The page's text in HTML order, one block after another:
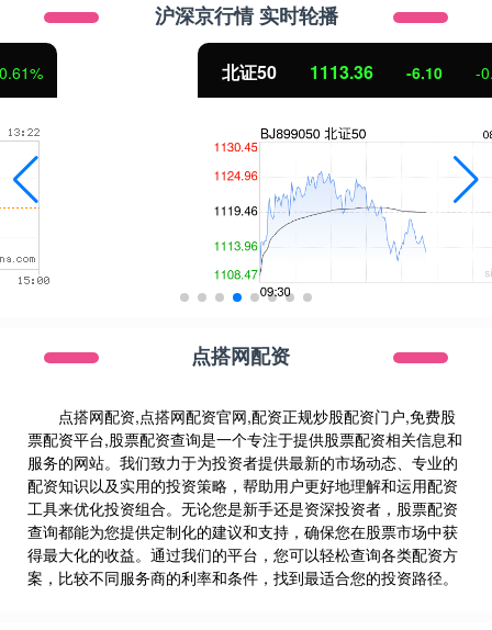
沪深京行情 实时轮播
1113.36 -6.10 -0.55%
点搭网配资
点搭网配资,点搭网配资官网,配资正规炒股配资门户,免费股
票配资平台,股票配资查询是一个专注于提供股票配资相关信息和
服务的网站。我们致力于为投资者提供最新的市场动态、专业的
配资知识以及实用的投资策略，帮助用户更好地理解和运用配资
工具来优化投资组合。无论您是新手还是资深投资者，股票配资
查询都能为您提供定制化的建议和支持，确保您在股票市场中获
得最大化的收益。通过我们的平台，您可以轻松查询各类配资方
案，比较不同服务商的利率和条件，找到最适合您的投资路径。